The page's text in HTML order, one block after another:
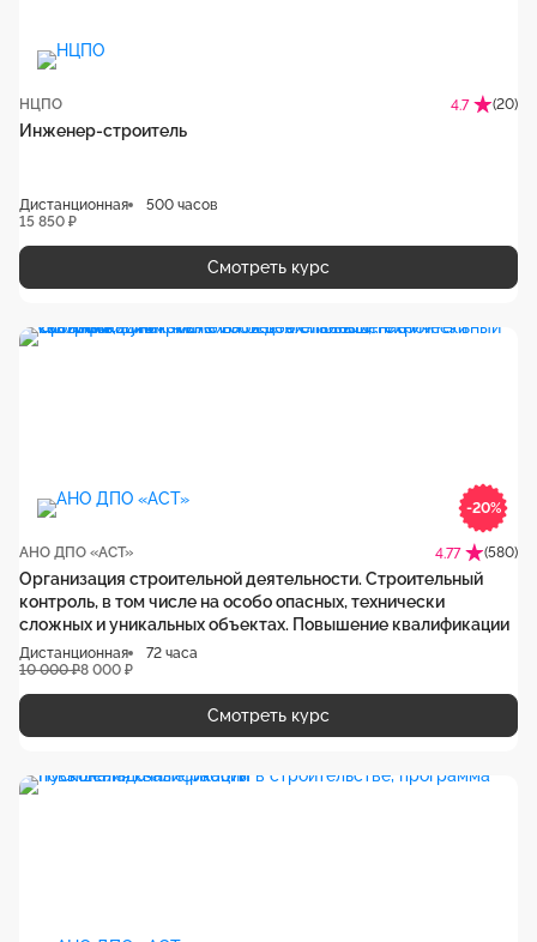
НЦПО 4.7 (20)
Инженер-строитель
Дистанционная
500 часов
15 850 ₽
Смотреть курс
-20%
АНО ДПО «АСТ» 4.77 (580)
Организация строительной деятельности. Строительный
контроль, в том числе на особо опасных, технически
сложных и уникальных объектах. Повышение квалификации
Дистанционная
72 часа
10 000 ₽8 000 ₽
Смотреть курс